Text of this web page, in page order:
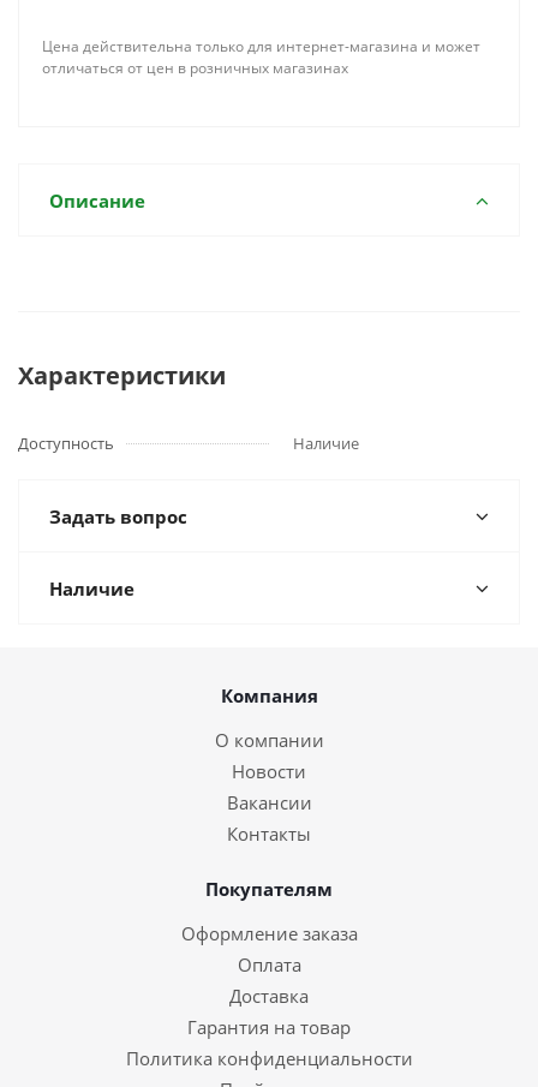
Цена действительна только для интернет-магазина и может
отличаться от цен в розничных магазинах
Описание
Характеристики
Доступность Наличие
Задать вопрос
Наличие
Компания
О компании
Новости
Вакансии
Контакты
Покупателям
Оформление заказа
Оплата
Доставка
Гарантия на товар
Политика конфиденциальности